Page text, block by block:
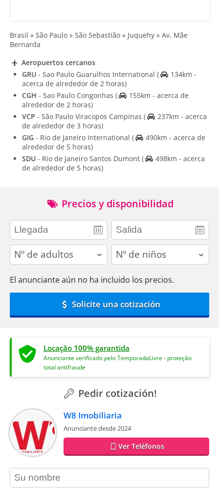
Brasil » São Paulo » São Sebastião » Juquehy » Av. Mãe
Bernarda
Aeropuertos cercanos
GRU - Sao Paulo Guarulhos International (
134km -
acerca de alrededor de 2 horas)
CGH - Sao Paulo Congonhas (
155km - acerca de
alrededor de 2 horas)
VCP - São Paulo Viracopos Campinas (
237km - acerca
de alrededor de 3 horas)
GIG - Rio de Janeiro International (
490km - acerca de
alrededor de 5 horas)
SDU - Rio de Janeiro Santos Dumont (
498km - acerca
de alrededor de 5 horas)
Precios y disponibilidad
adults children
El anunciante aún no ha incluido los precios.
Solicite una cotización
Locação 100% garantida
Anunciante verificado pelo TemporadaLivre - proteção
total antifraude
Pedir cotización!
W8 Imobiliaria
Anunciante desde 2024
Ver Teléfonos
contact_name